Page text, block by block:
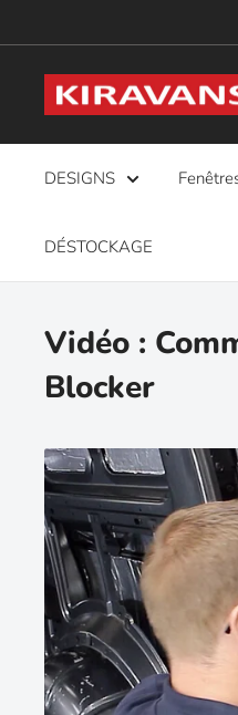
au
contenu
Kiravans
Europe
DESIGNS
DÉSTOCKAGE
Vidéo :
Blocker